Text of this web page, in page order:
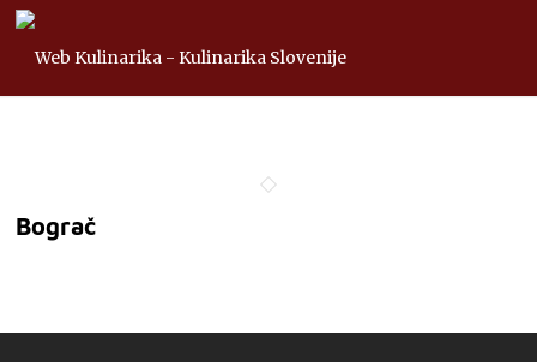
Bograč